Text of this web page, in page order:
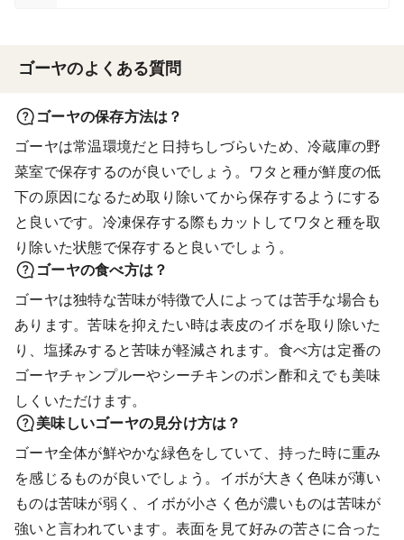
ゴーヤのよくある質問
ゴーヤの保存方法は？
ゴーヤは常温環境だと日持ちしづらいため、冷蔵庫の野
菜室で保存するのが良いでしょう。ワタと種が鮮度の低
下の原因になるため取り除いてから保存するようにする
と良いです。冷凍保存する際もカットしてワタと種を取
り除いた状態で保存すると良いでしょう。
ゴーヤの食べ方は？
ゴーヤは独特な苦味が特徴で人によっては苦手な場合も
あります。苦味を抑えたい時は表皮のイボを取り除いた
り、塩揉みすると苦味が軽減されます。食べ方は定番の
ゴーヤチャンプルーやシーチキンのポン酢和えでも美味
しくいただけます。
美味しいゴーヤの見分け方は？
ゴーヤ全体が鮮やかな緑色をしていて、持った時に重み
を感じるものが良いでしょう。イボが大きく色味が薄い
ものは苦味が弱く、イボが小さく色が濃いものは苦味が
強いと言われています。表面を見て好みの苦さに合った